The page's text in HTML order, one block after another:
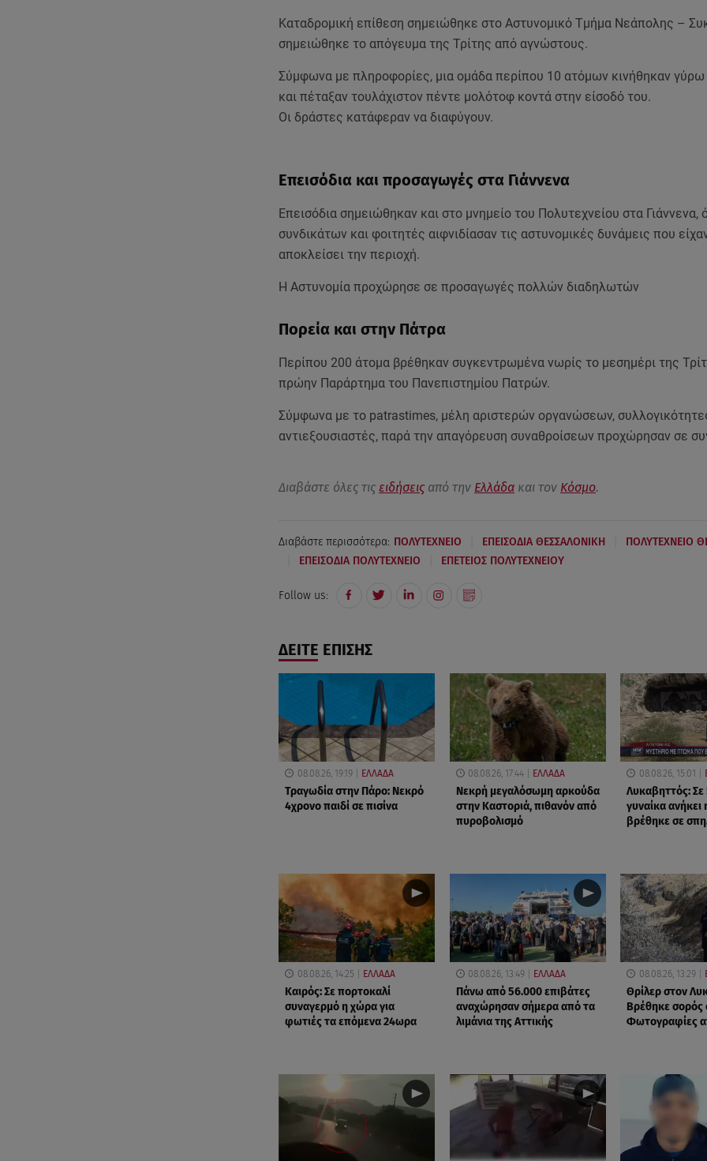
Καταδρομική επίθεση σημειώθηκε στο Αστυνομικό Τμήμα Νεάπολης –
σημειώθηκε το απόγευμα της Τρίτης από αγνώστους.
Σύμφωνα με πληροφορίες, μια ομάδα περίπου 10 ατόμων κινήθηκαν
και πέταξαν τουλάχιστον πέντε μολότοφ κοντά στην είσοδό του.
Οι δράστες κατάφεραν να διαφύγουν.
Επεισόδια και προσαγωγές στα Γιάννενα
Επεισόδια σημειώθηκαν και στο μνημείο του Πολυτεχνείου στα Γιάννενα,
συνδικάτων και φοιτητές αιφνιδίασαν τις αστυνομικές δυνάμεις που
αποκλείσει την περιοχή.
Η Αστυνομία προχώρησε σε προσαγωγές πολλών διαδηλωτών
Πορεία και στην Πάτρα
Περίπου 200 άτομα βρέθηκαν συγκεντρωμένα νωρίς το μεσημέρι της
πρώην Παράρτημα του Πανεπιστημίου Πατρών.
Σύμφωνα με το patrastimes, μέλη αριστερών οργανώσεων,
αντιεξουσιαστές, παρά την απαγόρευση συναθροίσεων προχώρησαν σε
Διαβάστε όλες τις ειδήσειςαπό την Ελλάδακαι τον Κόσμο.
Διαβάστε περισσότερα: ΠΟΛΥΤΕΧΝΕΙΟ ΕΠΕΙΣΟΔΙΑ ΘΕΣΣΑΛΟΝΙΚΗ ΠΟΛΥΤΕΧΝΕΙΟ
ΕΠΕΙΣΟΔΙΑ ΠΟΛΥΤΕΧΝΕΙΟ ΕΠΕΤΕΙΟΣ ΠΟΛΥΤΕΧΝΕΙΟΥ
Follow us:
ΔΕΙΤΕ ΕΠΙΣΗΣ
08.08.26, 19:19 ΕΛΛΑΔΑ
Τραγωδία στην Πάρο: Νεκρό
4χρονο παιδί σε πισίνα
08.08.26, 17:44 ΕΛΛΑΔΑ
Νεκρή μεγαλόσωμη αρκούδα
στην Καστοριά, πιθανόν από
πυροβολισμό
08.08.26, 15:01
Λυκαβηττός: Σε
γυναίκα
βρέθηκε σε
08.08.26, 14:25 ΕΛΛΑΔΑ
Καιρός: Σε πορτοκαλί
συναγερμό η χώρα για
φωτιές τα επόμενα 24ωρα
08.08.26, 13:49 ΕΛΛΑΔΑ
Πάνω από 56.000 επιβάτες
αναχώρησαν σήμερα από τα
λιμάνια της Αττικής
08.08.26, 13:29
Θρίλερ στον
Βρέθηκε σορός
Φωτογραφίες